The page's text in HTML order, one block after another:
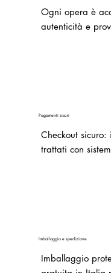
Ogni opera è
autenticità e
Pagamenti sicuri
Checkout
trattati con
Imballaggio e spedizione
Imballaggio